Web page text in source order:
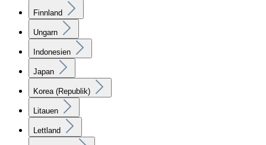
Finnland
Ungarn
Indonesien
Japan
Korea (Republik)
Litauen
Lettland